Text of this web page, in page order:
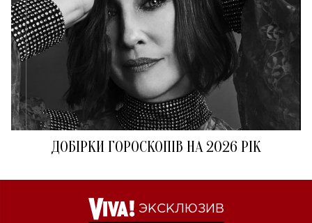
ДОБІРКИ ГОРОСКОПІВ НА 2026 РІК
ЭКСКЛЮЗИВ